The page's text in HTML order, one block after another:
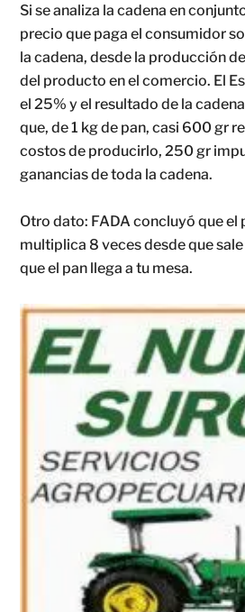
Si se analiza la cadena en
precio que paga el consumidor
la cadena, desde la producción
del producto en el comercio. El
el 25% y el resultado de la
que, de 1 kg de pan, casi 600 gr
costos de producirlo, 250 gr
ganancias de toda la cadena.
Otro dato: FADA concluyó que el
multiplica 8 veces desde que
que el pan llega a tu mesa.